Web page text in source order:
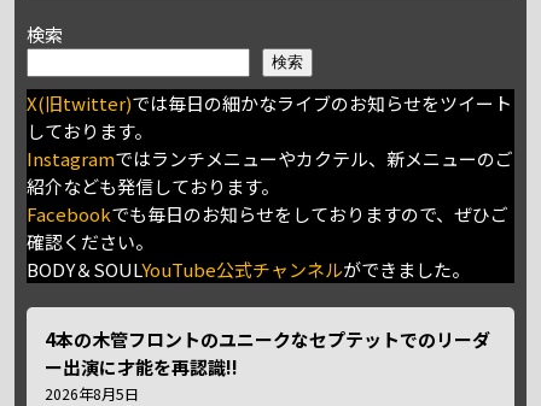
検索
検索
X(旧twitter)では毎日の細かなライブのお知らせをツイート
しております。
Instagramではランチメニューやカクテル、新メニューのご
紹介なども発信しております。
Facebookでも毎日のお知らせをしておりますので、ぜひご
確認ください。
BODY＆SOULYouTube公式チャンネルができました。
4本の木管フロントのユニークなセプテットでのリーダ
ー出演に才能を再認識!!
2026年8月5日